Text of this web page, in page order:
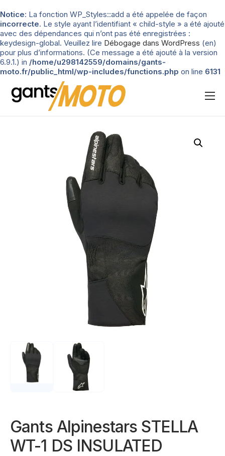
Notice: La fonction WP_Styles::add a été appelée de façon
incorrecte. Le style ayant l’identifiant « child-style » a été ajouté
avec des dépendances qui n’ont pas été enregistrées :
keydesign-global. Veuillez lire Débogage dans WordPress (en)
pour plus d’informations. (Ce message a été ajouté à la version
6.9.1.) in /home/u298142559/domains/gants-
moto.fr/public_html/wp-includes/functions.php on line 6131
Nos tests
Guide d’achat
Gants Alpinestars STELLA
WT-1 DS INSULATED